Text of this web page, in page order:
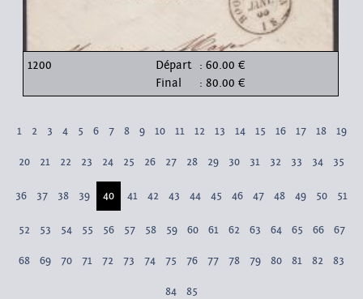
1200 Départ : 60.00 €
Final
: 80.00 €
1 2 3 4 5 6 7 8 9 10 11 12 13 14 15 16 17 18 19
20 21 22 23 24 25 26 27 28 29 30 31 32 33 34 35
36 37 38 39 40 41 42 43 44 45 46 47 48 49 50 51
52 53 54 55 56 57 58 59 60 61 62 63 64 65 66 67
68 69 70 71 72 73 74 75 76 77 78 79 80 81 82 83
84 85